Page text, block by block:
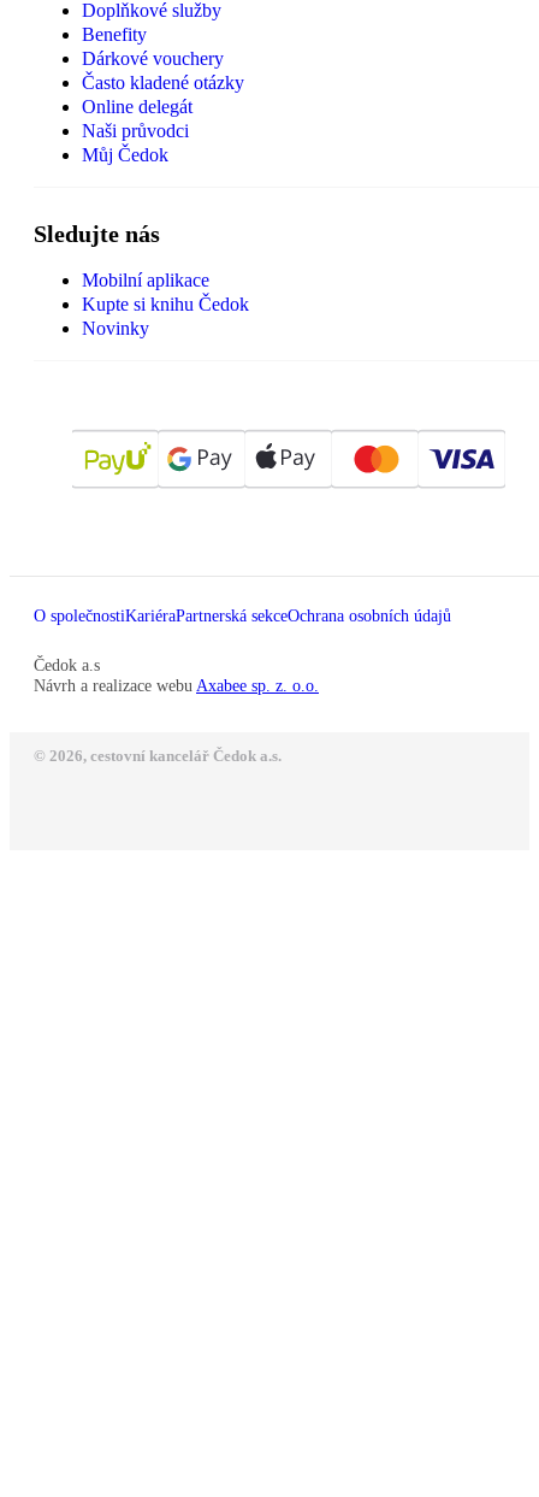
Doplňkové služby
Benefity
Dárkové vouchery
Často kladené otázky
Online delegát
Naši průvodci
Můj Čedok
Sledujte nás
Mobilní aplikace
Kupte si knihu Čedok
Novinky
O společnostiKariéraPartnerská sekceOchrana osobních údajů
Čedok a.s
Návrh a realizace webu Axabee sp. z. o.o.
© 2026, cestovní kancelář Čedok a.s.